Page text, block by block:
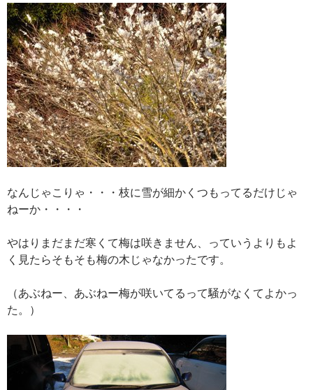
なんじゃこりゃ・・・枝に雪が細かくつもってるだけじゃ
ねーか・・・・
やはりまだまだ寒くて梅は咲きません、っていうよりもよ
く見たらそもそも梅の木じゃなかったです。
（あぶねー、あぶねー梅が咲いてるって騒がなくてよかっ
た。）